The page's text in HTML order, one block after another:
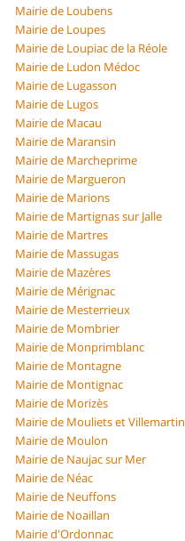
Mairie de Loubens
Mairie de Loupes
Mairie de Loupiac de la Réole
Mairie de Ludon Médoc
Mairie de Lugasson
Mairie de Lugos
Mairie de Macau
Mairie de Maransin
Mairie de Marcheprime
Mairie de Margueron
Mairie de Marions
Mairie de Martignas sur Jalle
Mairie de Martres
Mairie de Massugas
Mairie de Mazères
Mairie de Mérignac
Mairie de Mesterrieux
Mairie de Mombrier
Mairie de Monprimblanc
Mairie de Montagne
Mairie de Montignac
Mairie de Morizès
Mairie de Mouliets et Villemartin
Mairie de Moulon
Mairie de Naujac sur Mer
Mairie de Néac
Mairie de Neuffons
Mairie de Noaillan
Mairie d'Ordonnac